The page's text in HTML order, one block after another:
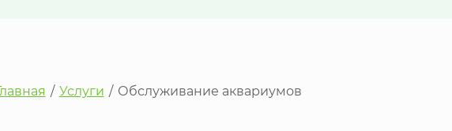
/ Услуги / Обслуживание аквариумов